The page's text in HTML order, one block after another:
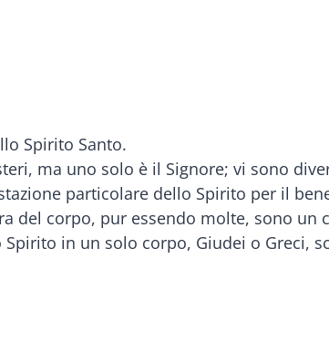
Spirito Santo.
ma uno solo è il Signore; vi sono
particolare dello Spirito per il
del corpo, pur essendo molte, sono un
in un solo corpo, Giudei o Greci,